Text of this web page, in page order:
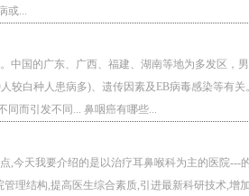
或...
国的广东、广西、福建、湖南等地为多发区，男
较白种人患病多)、遗传因素及EB病毒感染等有
同而引发不同... 鼻咽癌有哪些...
我要介绍的是以治疗耳鼻喉科为主的医院---的
理结构,提高医生综合素质,引进最新科研技术,增